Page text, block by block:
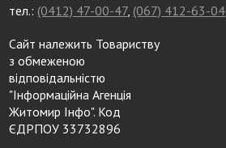
тел.: (0412) 47-00-47, (067) 412-63-04
Сайт належить Товариству
з обмеженою
відповідальністю
"Інформаційна Агенція
Житомир Інфо". Код
ЄДРПОУ 33732896